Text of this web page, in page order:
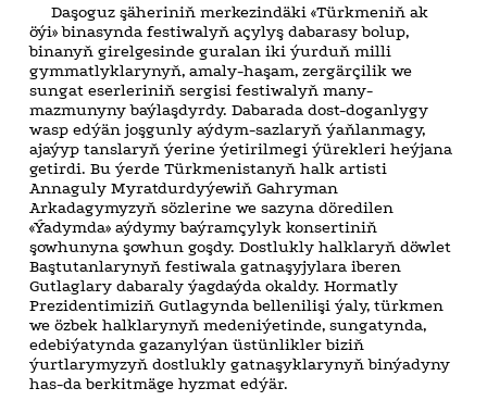
Daşoguz şäheriniň merkezindäki «Türkmeniň ak
öýi» binasynda festiwalyň açylyş dabarasy bolup,
binanyň girelgesinde guralan iki ýurduň milli
gymmatlyklarynyň, amaly-haşam, zergärçilik we
sungat eserleriniň sergisi festiwalyň many-
mazmunyny baýlaşdyrdy. Dabarada dost-doganlygy
wasp edýän joşgunly aýdym-sazlaryň ýaňlanmagy,
ajaýyp tanslaryň ýerine ýetirilmegi ýürekleri heýjana
getirdi. Bu ýerde Türkmenistanyň halk artisti
Annaguly Myratdurdyýewiň Gahryman
Arkadagymyzyň sözlerine we sazyna döredilen
«Ýadymda» aýdymy baýramçylyk konsertiniň
şowhunyna şowhun goşdy. Dostlukly halklaryň döwlet
Baştutanlarynyň festiwala gatnaşyjylara iberen
Gutlaglary dabaraly ýagdaýda okaldy. Hormatly
Prezidentimiziň Gutlagynda bellenilişi ýaly, türkmen
we özbek halklarynyň medeniýetinde, sungatynda,
edebiýatynda gazanylýan üstünlikler biziň
ýurtlarymyzyň dostlukly gatnaşyklarynyň binýadyny
has-da berkitmäge hyzmat edýär.